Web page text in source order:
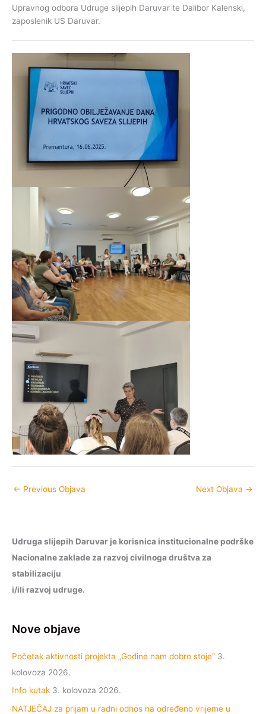
Upravnog odbora Udruge slijepih Daruvar te Dalibor Kalenski,
zaposlenik US Daruvar.
← Previous Objava Next Objava →
Udruga slijepih Daruvar je korisnica institucionalne podrške
Nacionalne zaklade za razvoj civilnoga društva za
stabilizaciju
i/ili razvoj udruge.
Nove objave
Početak aktivnosti projekta „Godine nam dobro stoje“ 3.
kolovoza 2026.
Info kutak 3. kolovoza 2026.
NATJEČAJ za prijam u radni odnos na određeno vrijeme u